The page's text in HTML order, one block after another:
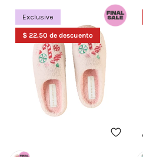
Exclusive
$ 22.50 de descuento